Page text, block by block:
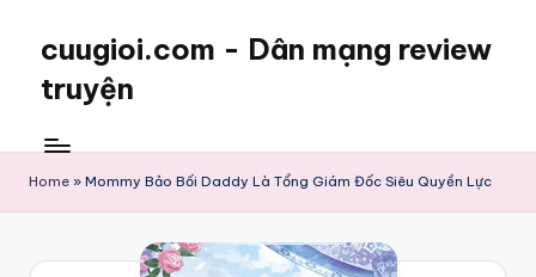
cuugioi.com - Dân mạng review
truyện
Home » Mommy Bảo Bối Daddy Là Tổng Giám Đốc Siêu Quyền Lực